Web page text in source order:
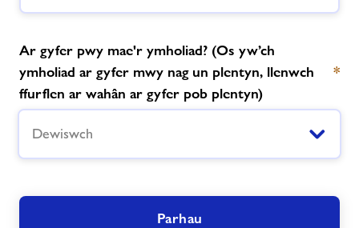
Ynghylch Freedom Leisure
Ar gyfer pwy mae'r ymholiad? (Os yw’ch
ymholiad ar gyfer mwy nag un plentyn, llenwch
ffurflen ar wahân ar gyfer pob plentyn)
*
Dewiswch
Parhau